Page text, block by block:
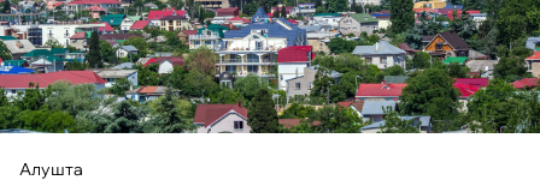
Алушта